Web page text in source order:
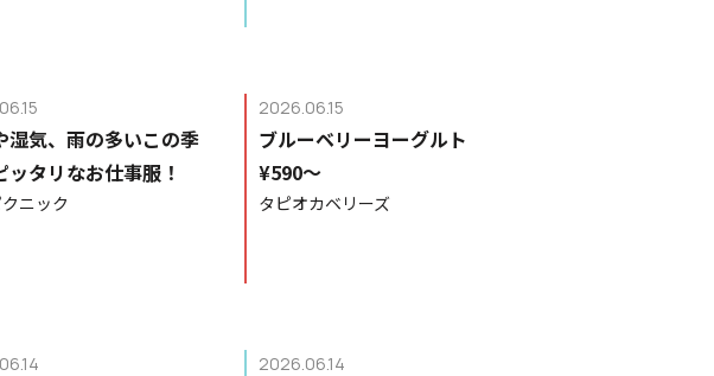
湿気、雨の多いこの季
ッタリなお仕事服！
ニック
2026.06.15
ブルーベリーヨーグルト
¥590〜
タピオカベリーズ
2026.06.14